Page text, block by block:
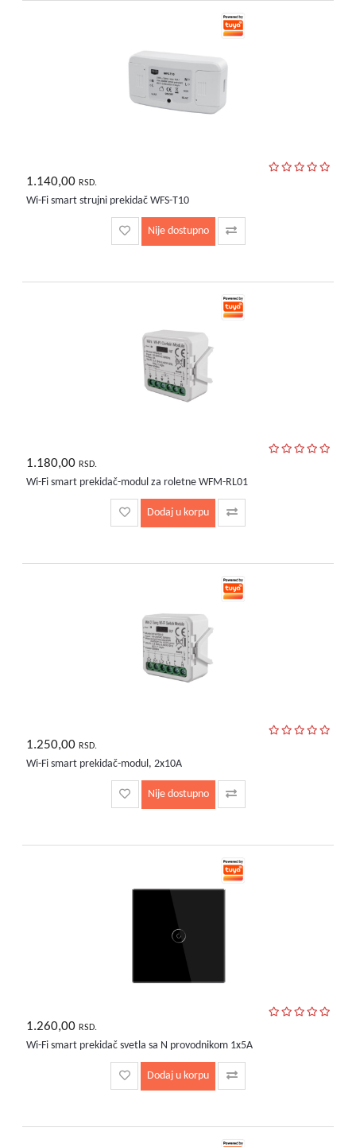
1.140,00 RSD.
Wi-Fi smart strujni prekidač WFS-T10
Nije dostupno
1.180,00 RSD.
Wi-Fi smart prekidač-modul za roletne WFM-RL01
Dodaj u korpu
1.250,00 RSD.
Wi-Fi smart prekidač-modul, 2x10A
Nije dostupno
1.260,00 RSD.
Wi-Fi smart prekidač svetla sa N provodnikom 1x5A
Dodaj u korpu